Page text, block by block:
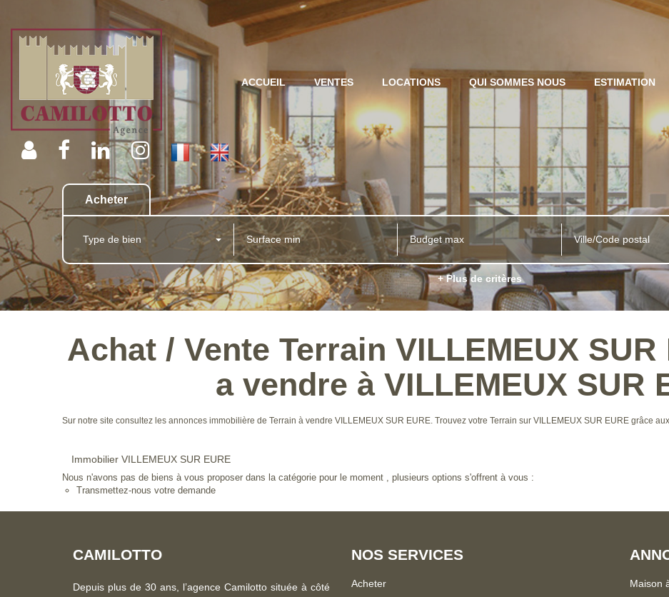
ACCUEIL VENTES LOCATIONS QUI SOMMES NOUS ESTIMATION
Acheter
Type de bien Ville/Code postal
+ Plus de critères
Achat / Vente Terrain VILLEMEUX SUR
a vendre à VILLEMEUX SUR
Sur notre site consultez les annonces immobilière de Terrain à vendre VILLEMEUX SUR EURE. Trouvez votre Terrain sur VILLEMEUX SUR EURE grâce
Immobilier VILLEMEUX SUR EURE
Nous n'avons pas de biens à vous proposer dans la catégorie pour le moment , plusieurs options s'offrent à vous :
Transmettez-nous votre demande
CAMILOTTO
Depuis plus de 30 ans, l’agence Camilotto située à côté
NOS SERVICES
Acheter Maison